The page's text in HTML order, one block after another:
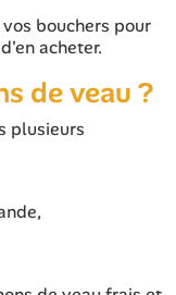
bouchers pour
acheter.
de veau ?
plusieurs